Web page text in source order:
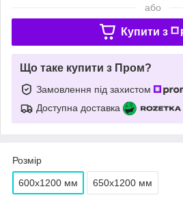
або
Купити з
Що таке купити з Пром?
Замовлення під захистом
Доступна доставка
Розмір
600х1200 мм 650х1200 мм